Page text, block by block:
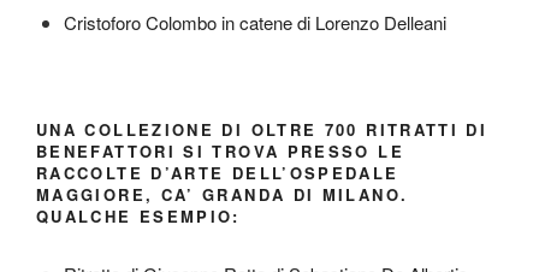
Cristoforo Colombo in catene di Lorenzo Delleani
UNA COLLEZIONE DI OLTRE 700 RITRATTI DI
BENEFATTORI SI TROVA PRESSO LE
RACCOLTE D’ARTE DELL’OSPEDALE
MAGGIORE, CA’ GRANDA DI MILANO.
QUALCHE ESEMPIO: